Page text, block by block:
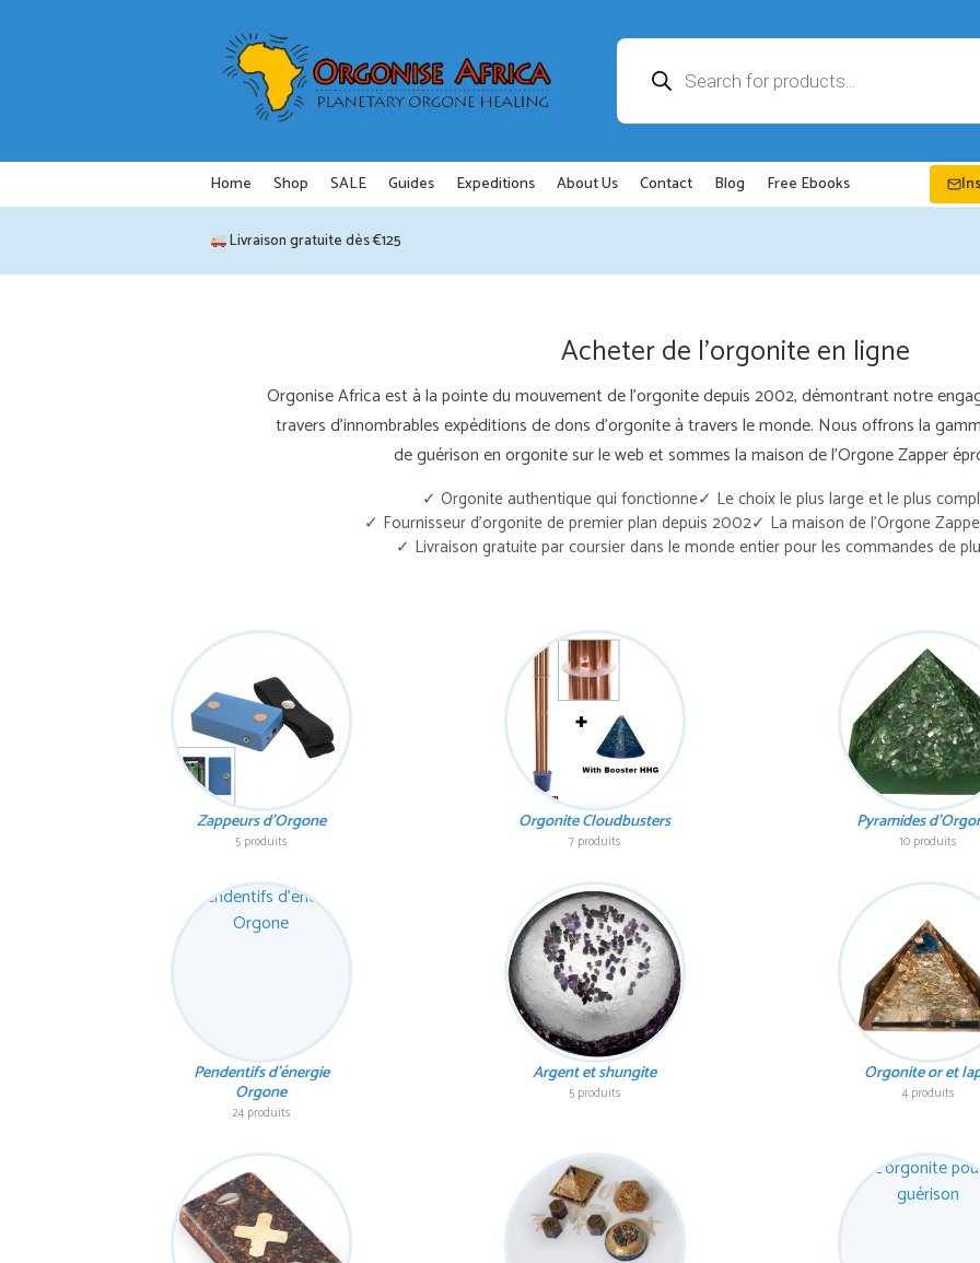
produits
Home Shop SALE Guides Expeditions About Us Contact Blog Free Ebooks
Livraison gratuite dès €125
Acheter de l'orgonite en ligne
Orgonise Africa est à la pointe du mouvement de l'orgonite depuis 2002, démontrant notre
travers d'innombrables expéditions de dons d'orgonite à travers le monde. Nous offrons la
de guérison en orgonite sur le web et sommes la maison de l'Orgone Zapper
✓ Orgonite authentique qui fonctionne✓ Le choix le plus large et le plus
✓ Fournisseur d'orgonite de premier plan depuis 2002✓ La maison de l'Orgone
✓ Livraison gratuite par coursier dans le monde entier pour les commandes de
Zappeurs d'Orgone
5 produits
Orgonite Cloudbusters
7 produits
Pyramides
10 produits
Pendentifs d'énergie
Orgone
24 produits
Argent et shungite
5 produits
Orgonite or et
4 produits